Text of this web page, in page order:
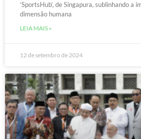
‘SportsHub’, de Singapura, sublinhando a
dimensão humana
LEIA MAIS »
12 de setembro de 2024